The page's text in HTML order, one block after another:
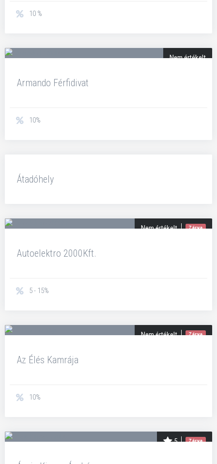
10 %
Nem értékelt
Armando Férfidivat
10%
Átadóhely
Nem értékelt Zárva
Autoelektro 2000Kft.
5 - 15%
Nem értékelt Zárva
Az Élés Kamrája
10%
5 Zárva